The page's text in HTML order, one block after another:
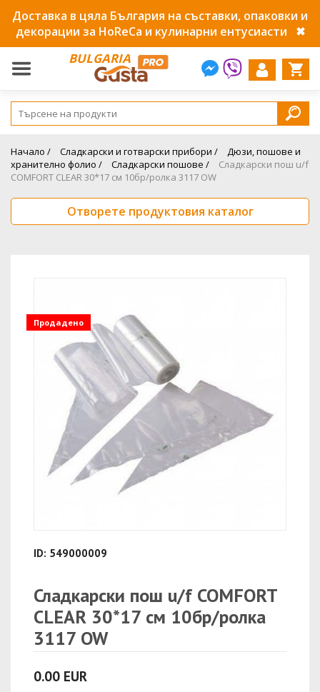
Доставка в цяла България на съставки, опаковки и
декорации за HoReCa и кулинарни ентусиасти
✖
BULGARIA
Начало / Сладкарски и готварски прибори /
Дюзи, пошове и
хранително фолио /
Сладкарски пошове /
Сладкарски пош u/f
COMFORT CLEAR 30*17 см 10бр/ролка 3117 OW
Отворете продуктовия каталог
Продадено
ID: 549000009
Сладкарски пош u/f COMFORT
CLEAR 30*17 см 10бр/ролка
3117 OW
0.00 EUR